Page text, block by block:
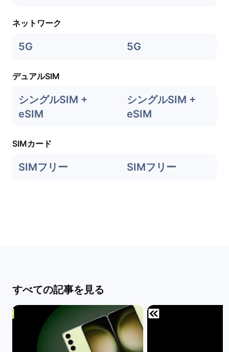
ネットワーク
5G 5G
デュアルSIM
シングルSIM +
eSIM
シングルSIM +
eSIM
SIMカード
SIMフリー SIMフリー
すべての記事を見る